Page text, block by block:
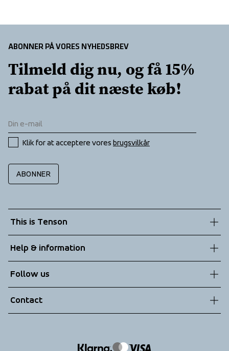
ABONNER PÅ VORES NYHEDSBREV
Tilmeld dig nu, og få 15%
rabat på dit næste køb!
Klik for at acceptere vores brugsvilkår
ABONNER
This is Tenson
Sustainability
Technologies
Help & information
Terms & Conditions
Returns
Follow us
Contact